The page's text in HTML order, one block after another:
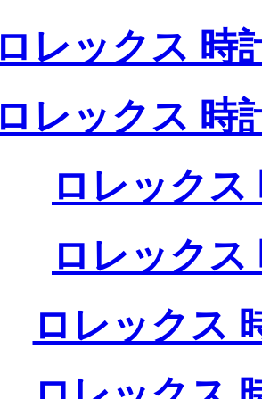
ロレックス 時
ロレックス 時
ロレックス
ロレックス
ロレックス